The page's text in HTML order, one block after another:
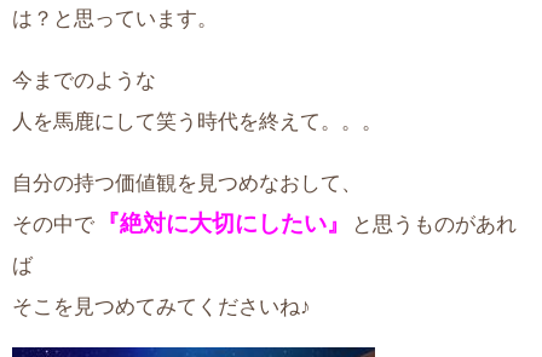
は？と思っています。
今までのような
人を馬鹿にして笑う時代を終えて。。。
自分の持つ価値観を見つめなおして、
その中で
『絶対に大切にしたい』
と思うものがあれ
ば
そこを見つめてみてくださいね♪